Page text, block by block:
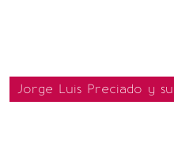
Jorge Luis Preciado y